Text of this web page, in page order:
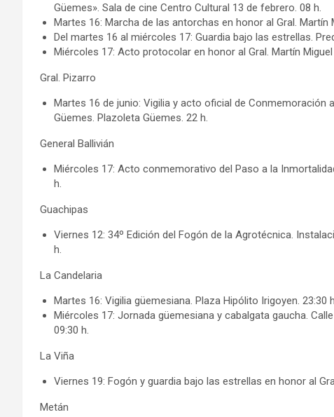
Güemes». Sala de cine Centro Cultural 13 de febrero. 08 h.
Martes 16: Marcha de las antorchas en honor al Gral. Martín
Del martes 16 al miércoles 17: Guardia bajo las estrellas.
Miércoles 17: Acto protocolar en honor al Gral. Martín
Gral. Pizarro
Martes 16 de junio: Vigilia y acto oficial de Conmemoración
Güemes. Plazoleta Güemes. 22 h.
General Ballivián
Miércoles 17: Acto conmemorativo del Paso a la
h.
Guachipas
Viernes 12: 34º Edición del Fogón de la Agrotécnica.
h.
La Candelaria
Martes 16: Vigilia güemesiana. Plaza Hipólito Irigoyen. 23:30 h.
Miércoles 17: Jornada güemesiana y cabalgata gaucha.
09:30 h.
La Viña
Viernes 19: Fogón y guardia bajo las estrellas en honor al
Metán